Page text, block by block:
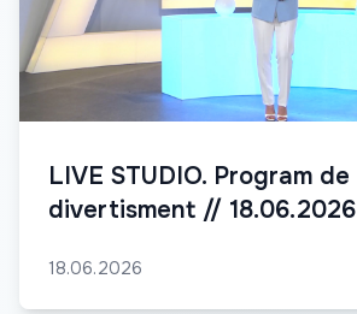
LIVE STUDIO. Program de
divertisment // 18.06.2026
18.06.2026